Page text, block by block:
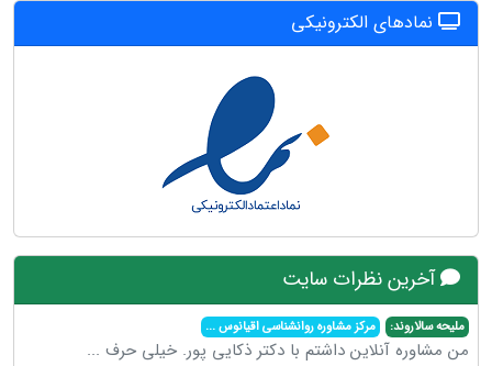
نمادهای الکترونیکی
آخرین نظرات سایت
ملیحه سالاروند: مرکز مشاوره روانشناسی اقیانوس...
من مشاوره آنلاین داشتم با دکتر ذکایی پور. خیلی حرف ...